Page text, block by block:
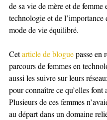
de sa vie de mère et de femme
technologie et de l’importance
mode de vie équilibré.
Cet article de blogue passe en
parcours de femmes en
aussi les suivre sur leurs
pour connaître ce qu’elles font
Plusieurs de ces femmes
au départ dans un domaine